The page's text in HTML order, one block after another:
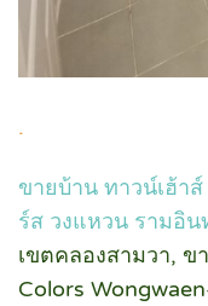
.
ขายบ้าน ทาวน์เฮ้า
ร์ส วงแหวน รามอิน
เขตคลองสามวา, ข
Colors